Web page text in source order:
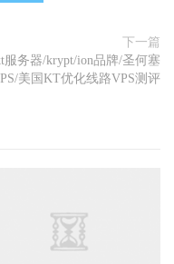
Beijing,
下一篇
服务器/krypt/ion品牌/圣何塞
美国KT优化线路VPS测评